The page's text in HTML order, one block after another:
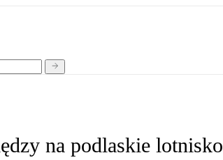
na podlaskie lotnisko